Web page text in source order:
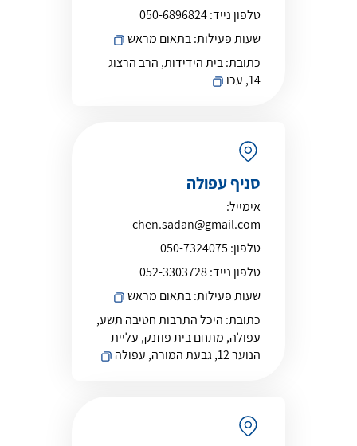
טלפון נייד:050-6896824
שעות פעילות:בתאום מראש
כתובת:בית הידידות, הרב הרצוג
14, עכו
סניף עפולה
אימייל:
chen.sadan@gmail.com
טלפון: 050-7324075
טלפון נייד:052-3303728
שעות פעילות:בתאום מראש
כתובת: היכל התרבות חטיבה תשע,
עפולה, מתחם בית פוזנק, עליית
הנוער 12, גבעת המורה, עפולה